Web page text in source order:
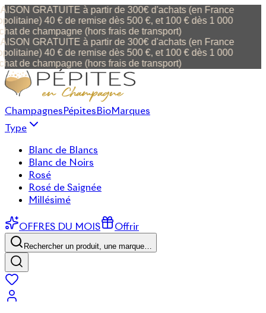
GRATUITE à partir de 300€ d'achats (en France
40 € de remise dès 500 €, et 100 € dès 1 000
de champagne (hors frais de transport)
GRATUITE à partir de 300€ d'achats (en France
40 € de remise dès 500 €, et 100 € dès 1 000
de champagne (hors frais de transport)
ChampagnesPépitesBioMarques
Type
Blanc de Blancs
Blanc de Noirs
Rosé
Rosé de Saignée
Millésimé
OFFRES DU MOIS Offrir
Rechercher un produit, une marque…